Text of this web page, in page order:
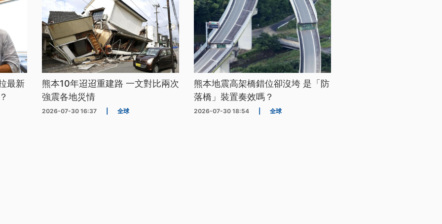
最新
熊本10年迢迢重建路 一文對比兩次
強震各地災情
2026-07-30 16:37 全球
熊本地震高架橋錯位卻沒垮 是「防
落橋」裝置奏效嗎？
2026-07-30 18:54 全球